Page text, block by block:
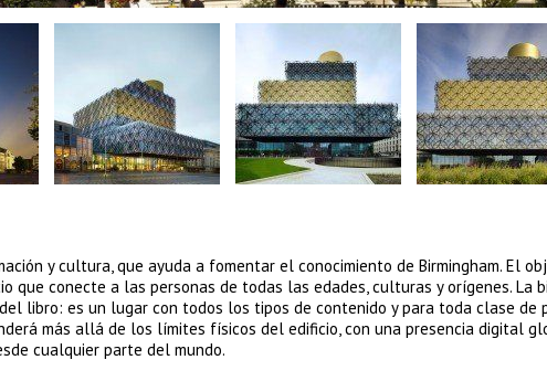
y cultura, que ayuda a fomentar el conocimiento de Birmingham. El
que conecte a las personas de todas las edades, culturas y orígenes. La
libro: es un lugar con todos los tipos de contenido y para toda clase de
más allá de los límites físicos del edificio, con una presencia digital
cualquier parte del mundo.